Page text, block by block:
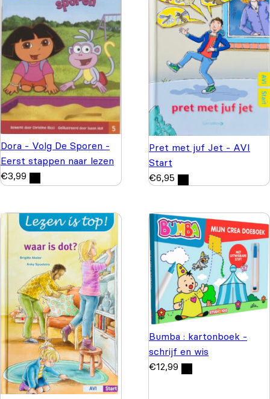
Dora - Volg De Sporen -
Eerst stappen naar lezen
€3,99
Pret met juf Jet - AVI
Start
€6,95
Bumba : kartonboek -
schrijf en wis
€12,99